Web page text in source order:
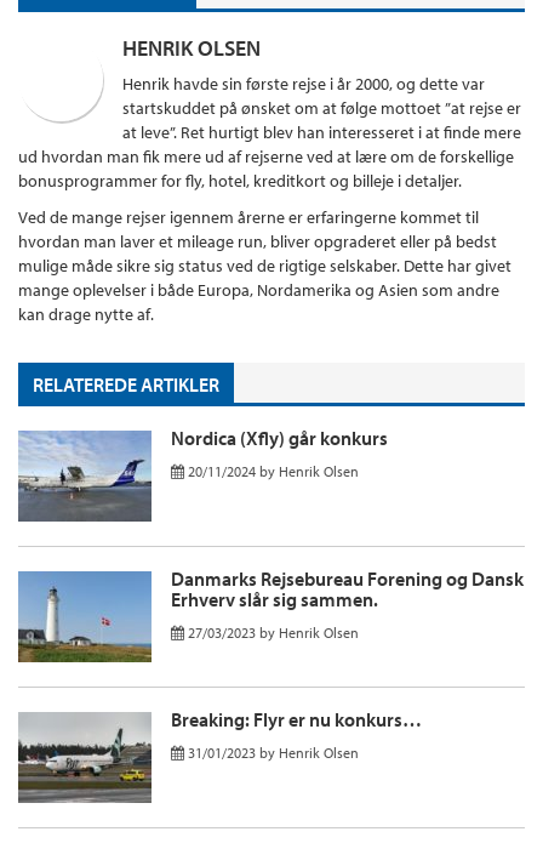
HENRIK OLSEN
Henrik havde sin første rejse i år 2000, og dette var
startskuddet på ønsket om at følge mottoet ”at rejse er
at leve”. Ret hurtigt blev han interesseret i at finde mere
ud hvordan man fik mere ud af rejserne ved at lære om de forskellige
bonusprogrammer for fly, hotel, kreditkort og billeje i detaljer.
Ved de mange rejser igennem årerne er erfaringerne kommet til
hvordan man laver et mileage run, bliver opgraderet eller på bedst
mulige måde sikre sig status ved de rigtige selskaber. Dette har givet
mange oplevelser i både Europa, Nordamerika og Asien som andre
kan drage nytte af.
RELATEREDE ARTIKLER
Nordica (Xfly) går konkurs
20/11/2024 by Henrik Olsen
Danmarks Rejsebureau Forening og Dansk
Erhverv slår sig sammen.
27/03/2023 by Henrik Olsen
Breaking: Flyr er nu konkurs…
31/01/2023 by Henrik Olsen